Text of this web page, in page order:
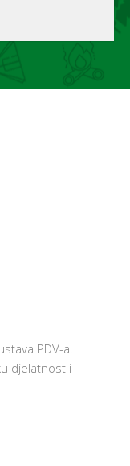
PDV-a.
djelatnost i